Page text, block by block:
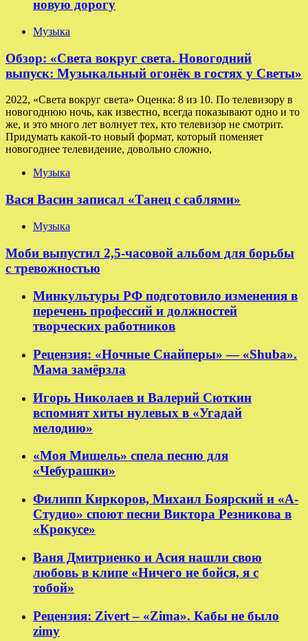
новую дорогу
Музыка
Обзор: «Света вокруг света. Новогодний
выпуск: Музыкальный огонёк в гостях у Светы»
2022, «Света вокруг света» Оценка: 8 из 10. По телевизору в
новогоднюю ночь, как известно, всегда показывают одно и то
же, и это много лет волнует тех, кто телевизор не смотрит.
Придумать какой-то новый формат, который поменяет
новогоднее телевидение, довольно сложно,
Музыка
Вася Васин записал «Танец с саблями»
Музыка
Моби выпустил 2,5-часовой альбом для борьбы
с тревожностью
Минкультуры РФ подготовило изменения в
перечень профессий и должностей
творческих работников
Рецензия: «Ночные Снайперы» — «Shuba».
Мама замёрзла
Игорь Николаев и Валерий Сюткин
вспомнят хиты нулевых в «Угадай
мелодию»
«Моя Мишель» спела песню для
«Чебурашки»
Филипп Киркоров, Михаил Боярский и «А-
Студио» споют песни Виктора Резникова в
«Крокусе»
Ваня Дмитриенко и Асия нашли свою
любовь в клипе «Ничего не бойся, я с
тобой»
Рецензия: Zivert – «Zima». Кабы не было
zimy